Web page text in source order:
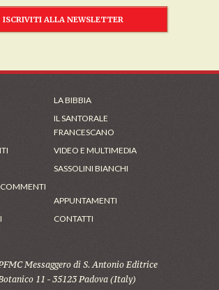
ISCRIVITI ALLA NEWSLETTER
LA BIBBIA
IL SANTORALE
FRANCESCANO
VIDEO E MULTIMEDIA
SASSOLINI BIANCHI
APPUNTAMENTI
CONTATTI
Messaggero di S. Antonio Editrice
11 - 35123 Padova (Italy)